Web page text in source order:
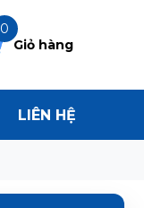
0
Giỏ hàng
LIÊN HỆ